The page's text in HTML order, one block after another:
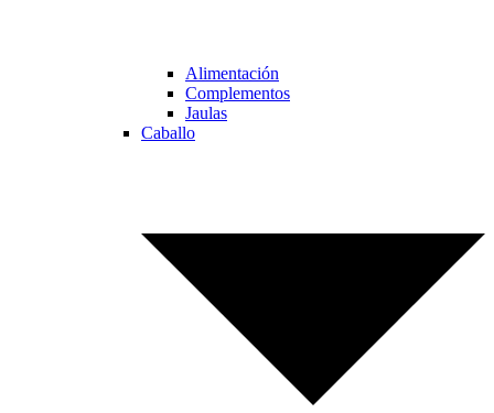
Alimentación
Complementos
Jaulas
Caballo